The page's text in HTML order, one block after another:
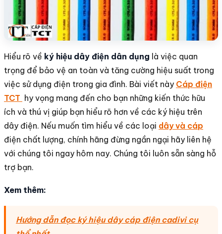
Hiểu rõ về ký hiệu dây điện dân dụng là việc quan
trọng để bảo vệ an toàn và tăng cường hiệu suất trong
việc sử dụng điện trong gia đình. Bài viết này Cáp điện
TCT hy vọng mang đến cho bạn những kiến thức hữu
ích và thú vị giúp bạn hiểu rõ hơn về các ký hiệu trên
dây điện. Nếu muốn tìm hiểu về các loại dây và cáp
điện chất lượng, chính hãng đừng ngần ngại hãy liên hệ
với chúng tôi ngay hôm nay. Chúng tôi luôn sẵn sàng hỗ
trợ bạn.
Xem thêm:
Hướng dẫn đọc ký hiệu dây cáp điện cadivi cụ